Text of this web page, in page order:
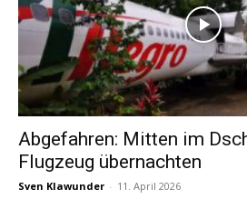
TV
Abgefahren: Mitten im
Flugzeug übernachten
Sven Klawunder - 11. April 2026